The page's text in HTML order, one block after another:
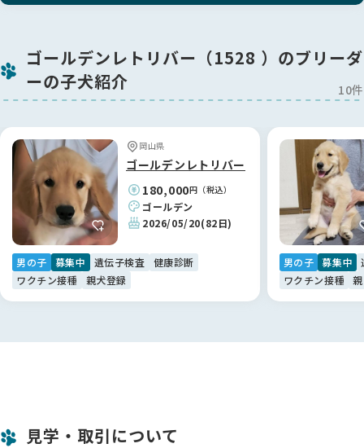
ゴールデンレトリバー（1528 ）のブリーダ
ーの子犬紹介
10件
岡山県
ゴールデンレトリバー
180,000円（税込）
ゴールデン
2026/05/20(82日)
男の子 募集中 遺伝子検査
健康診断
ワクチン接種
親犬登録
男の子 募集中
ワクチン接種
見学・取引について